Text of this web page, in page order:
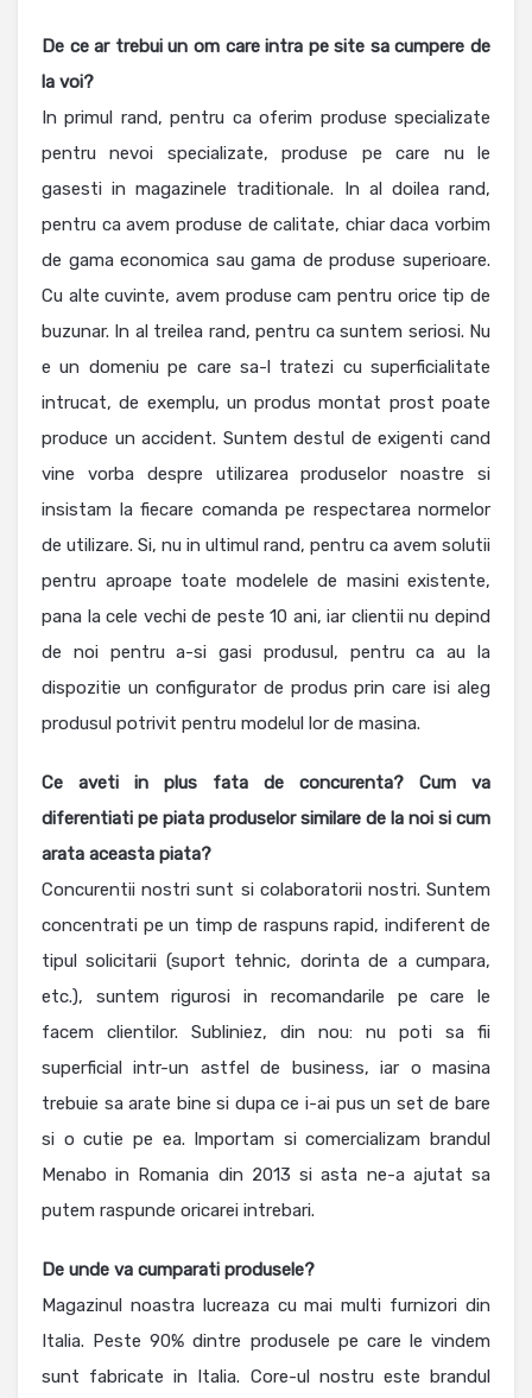
De ce ar trebui un om care intra pe site sa cumpere de
la voi?
In primul rand, pentru ca oferim produse specializate
pentru nevoi specializate, produse pe care nu le
gasesti in magazinele traditionale. In al doilea rand,
pentru ca avem produse de calitate, chiar daca vorbim
de gama economica sau gama de produse superioare.
Cu alte cuvinte, avem produse cam pentru orice tip de
buzunar. In al treilea rand, pentru ca suntem seriosi. Nu
e un domeniu pe care sa-l tratezi cu superficialitate
intrucat, de exemplu, un produs montat prost poate
produce un accident. Suntem destul de exigenti cand
vine vorba despre utilizarea produselor noastre si
insistam la fiecare comanda pe respectarea normelor
de utilizare. Si, nu in ultimul rand, pentru ca avem solutii
pentru aproape toate modelele de masini existente,
pana la cele vechi de peste 10 ani, iar clientii nu depind
de noi pentru a-si gasi produsul, pentru ca au la
dispozitie un configurator de produs prin care isi aleg
produsul potrivit pentru modelul lor de masina.
Ce aveti in plus fata de concurenta? Cum va
diferentiati pe piata produselor similare de la noi si cum
arata aceasta piata?
Concurentii nostri sunt si colaboratorii nostri. Suntem
concentrati pe un timp de raspuns rapid, indiferent de
tipul solicitarii (suport tehnic, dorinta de a cumpara,
etc.), suntem rigurosi in recomandarile pe care le
facem clientilor. Subliniez, din nou: nu poti sa fii
superficial intr-un astfel de business, iar o masina
trebuie sa arate bine si dupa ce i-ai pus un set de bare
si o cutie pe ea. Importam si comercializam brandul
Menabo in Romania din 2013 si asta ne-a ajutat sa
putem raspunde oricarei intrebari.
De unde va cumparati produsele?
Magazinul noastra lucreaza cu mai multi furnizori din
Italia. Peste 90% dintre produsele pe care le vindem
sunt fabricate in Italia. Core-ul nostru este brandul